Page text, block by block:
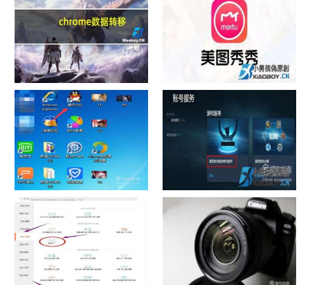
chrome数据转移 怎样给照片换背景
如何看认识QQ好友具体多少天
了
战网怎么修改昵称？